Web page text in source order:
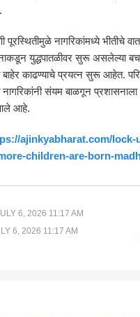
नागरिकांमध्ये भीतीचे
युद्धपातळीवर सुरू असलेल्या
बाहेर काढण्याचे प्रयत्न सुरू आहेत.
नागरिकांनी संयम बाळगून
आहे.
ajinkyabharat.com/lock-
children-are-born-
6, 2026 11:17 AM
6, 2026 11:17 AM